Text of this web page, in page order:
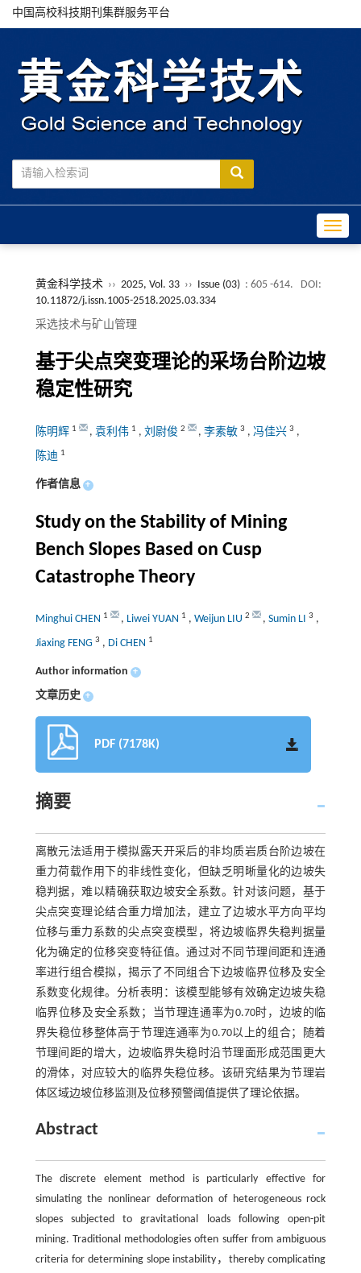
中国高校科技期刊集群服务平台
黄金科学技术 ›› 2025, Vol. 33 ›› Issue (03) : 605 -614.
DOI:
10.11872/j.issn.1005-2518.2025.03.334
采选技术与矿山管理
基于尖点突变理论的采场台阶边坡
稳定性研究
陈明辉 1 , 袁利伟 1 , 刘尉俊 2 , 李素敏 3 , 冯佳兴 3 ,
陈迪 1
作者信息 +
Study on the Stability of Mining
Bench Slopes Based on Cusp
Catastrophe Theory
Minghui CHEN 1 , Liwei YUAN 1 , Weijun LIU 2 , Sumin LI 3 ,
Jiaxing FENG 3 , Di CHEN 1
Author information +
文章历史 +
PDF (7178K)
摘要
离散元法适用于模拟露天开采后的非均质岩质台阶边坡在
重力荷载作用下的非线性变化，但缺乏明晰量化的边坡失
稳判据，难以精确获取边坡安全系数。针对该问题，基于
尖点突变理论结合重力增加法，建立了边坡水平方向平均
位移与重力系数的尖点突变模型，将边坡临界失稳判据量
化为确定的位移突变特征值。通过对不同节理间距和连通
率进行组合模拟，揭示了不同组合下边坡临界位移及安全
系数变化规律。分析表明：该模型能够有效确定边坡失稳
临界位移及安全系数；当节理连通率为0.70时，边坡的临
界失稳位移整体高于节理连通率为0.70以上的组合；随着
节理间距的增大，边坡临界失稳时沿节理面形成范围更大
的滑体，对应较大的临界失稳位移。该研究结果为节理岩
体区域边坡位移监测及位移预警阈值提供了理论依据。
Abstract
The discrete element method is particularly effective for
simulating the nonlinear deformation of heterogeneous rock
slopes subjected to gravitational loads following open-pit
mining. Traditional methodologies often suffer from ambiguous
criteria for determining slope instability，thereby complicating